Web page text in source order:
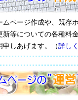
ムページ作成や、既存
新等についての各種料
申しあげます。（詳し